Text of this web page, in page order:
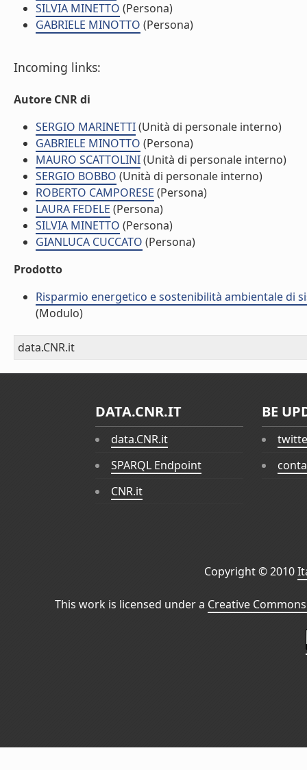
SILVIA MINETTO (Persona)
GABRIELE MINOTTO (Persona)
Incoming links:
Autore CNR di
SERGIO MARINETTI(Unità di personale interno)
GABRIELE MINOTTO (Persona)
MAURO SCATTOLINI(Unità di personale interno)
SERGIO BOBBO (Unità di personale interno)
ROBERTO CAMPORESE (Persona)
LAURA FEDELE (Persona)
SILVIA MINETTO (Persona)
GIANLUCA CUCCATO (Persona)
Prodotto
Risparmio energetico e sostenibilità ambientale di
(Modulo)
data.CNR.it
DATA.CNR.IT
data.CNR.it
SPARQL Endpoint
CNR.it
BE
Copyright © 2010
This work is licensed under a Creative